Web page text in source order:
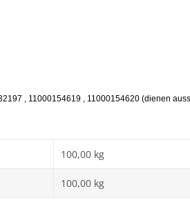
, 11000154619 , 11000154620 (dienen
100,00 kg
100,00 kg